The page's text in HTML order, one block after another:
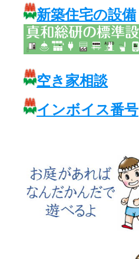
新築住宅の設備
空き家相談
インボイス番号